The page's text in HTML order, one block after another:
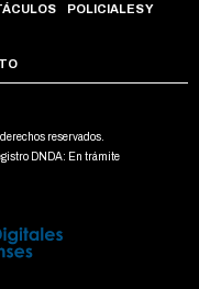
POLICIALES Y
reservados.
DNDA: En trámite